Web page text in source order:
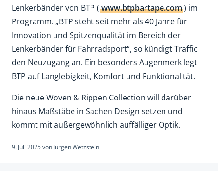
Lenkerbänder von BTP (www.btpbartape.com) im
Programm. „BTP steht seit mehr als 40 Jahre für
Innovation und Spitzenqualität im Bereich der
Lenkerbänder für Fahrradsport“, so kündigt Traffic
den Neuzugang an. Ein besonders Augenmerk legt
BTP auf Langlebigkeit, Komfort und Funktionalität.
Die neue Woven & Rippen Collection will darüber
hinaus Maßstäbe in Sachen Design setzen und
kommt mit außergewöhnlich auffälliger Optik.
9. Juli 2025von Jürgen Wetzstein